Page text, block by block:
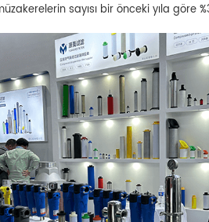
sayısı bir önceki yıla göre